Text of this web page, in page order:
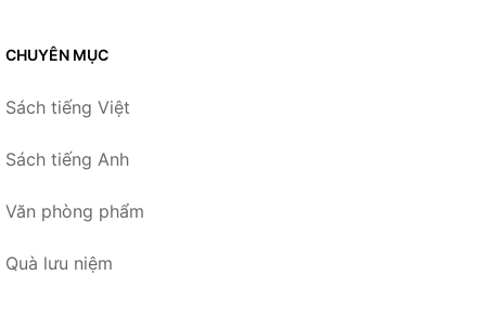
CHUYÊN MỤC
Sách tiếng Việt
Sách tiếng Anh
Văn phòng phẩm
Quà lưu niệm